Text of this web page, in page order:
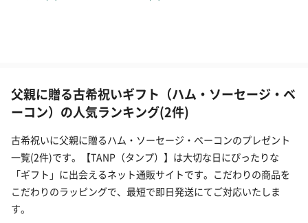
父親に贈る古希祝いギフト（ハム・ソーセージ・ベ
ーコン）の人気ランキング(2件)
古希祝いに父親に贈るハム・ソーセージ・ベーコンのプレゼント
一覧(2件)です。【TANP（タンプ）】は大切な日にぴったりな
「ギフト」に出会えるネット通販サイトです。こだわりの商品を
こだわりのラッピングで、最短で即日発送にてご対応いたしま
す。